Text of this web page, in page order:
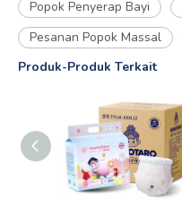
Popok Penyerap Bayi
Pesanan Popok Massal
Produk-Produk Terkait